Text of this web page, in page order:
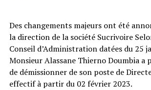
Des changements majeurs ont été
la direction de la société Sucrivoire
Conseil d’Administration datées du 25
Monsieur Alassane Thierno Doumbia a
de démissionner de son poste de
effectif à partir du 02 février 2023.